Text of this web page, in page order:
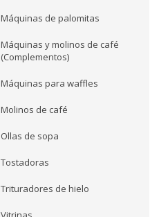
Máquinas de palomitas
Máquinas y molinos de café
(Complementos)
Máquinas para waffles
Molinos de café
Ollas de sopa
Tostadoras
Trituradores de hielo